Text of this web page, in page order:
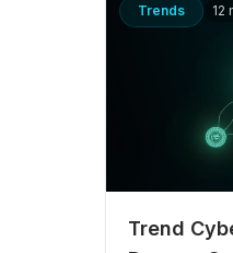
Trends 12
Trend